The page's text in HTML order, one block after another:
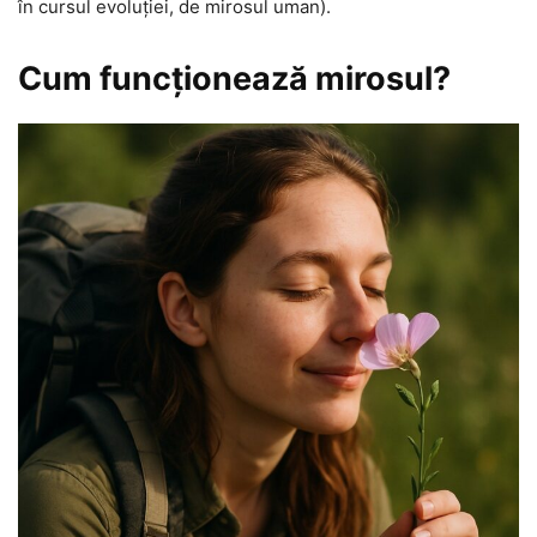
în cursul evoluţiei, de mirosul uman).
Cum funcţionează mirosul?